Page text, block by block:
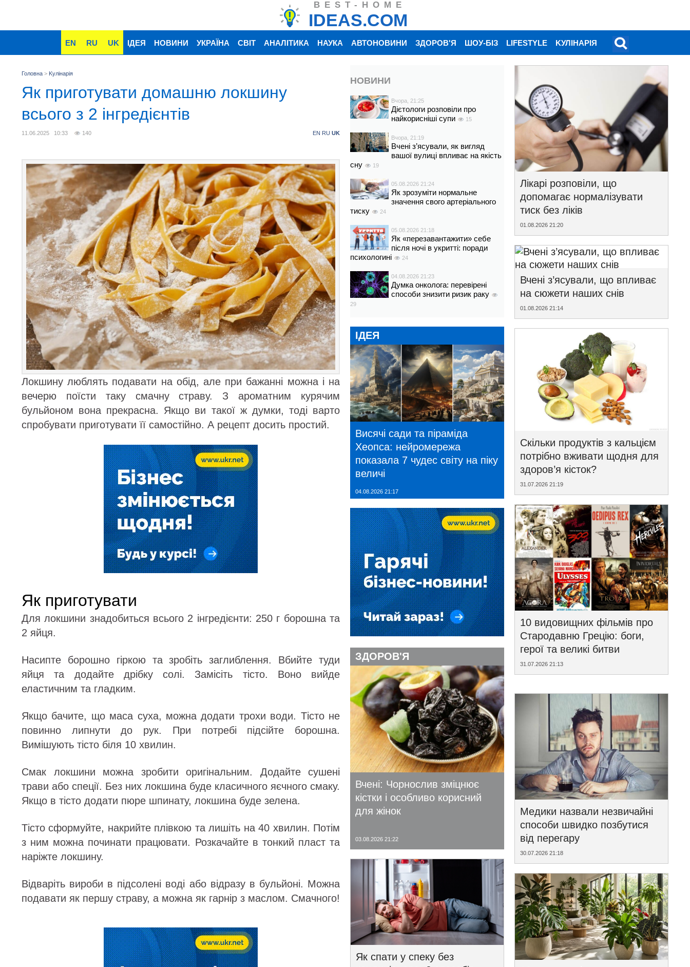
BEST-HOME
IDEAS.COM
EN RU UK ІДЕЯ НОВИНИ УКРАЇНА СВІТ АНАЛІТИКА НАУКА АВТОНОВИНИ ЗДОРОВ'Я ШОУ-БІЗ LIFESTYLE KУЛІНАРІЯ
Головна > Kулінарія
Як приготувати домашню локшину
всього з 2 інгредієнтів
11.06.2025 10:33 140 EN RU UK
Локшину люблять подавати на обід, але при бажанні можна і на
вечерю поїсти таку смачну страву. З ароматним курячим
бульйоном вона прекрасна. Якщо ви такої ж думки, тоді варто
спробувати приготувати її самостійно. А рецепт досить простий.
Як приготувати
Для локшини знадобиться всього 2 інгредієнти: 250 г борошна та
2 яйця.
Насипте борошно гіркою та зробіть заглиблення. Вбийте туди
яйця та додайте дрібку солі. Замісіть тісто. Воно вийде
еластичним та гладким.
Якщо бачите, що маса суха, можна додати трохи води. Тісто не
повинно липнути до рук. При потребі підсійте борошна.
Вимішують тісто біля 10 хвилин.
Смак локшини можна зробити оригінальним. Додайте сушені
трави або спеції. Без них локшина буде класичного яєчного смаку.
Якщо в тісто додати пюре шпинату, локшина буде зелена.
Тісто сформуйте, накрийте плівкою та лишіть на 40 хвилин. Потім
з ним можна починати працювати. Розкачайте в тонкий пласт та
наріжте локшину.
Відваріть вироби в підсолені воді або відразу в бульйоні. Можна
подавати як першу страву, а можна як гарнір з маслом. Смачного!
НОВИНИ
Вчора, 21:25
Дієтологи розповіли про
найкорисніші супи
15
Вчора, 21:19
Вчені з’ясували, як вигляд
вашої вулиці впливає на якість
сну
19
05.08.2026 21:24
Як зрозуміти нормальне
значення свого артеріального
тиску
24
05.08.2026 21:18
Як «перезавантажити» себе
після ночі в укритті: поради
психологині
24
04.08.2026 21:23
Думка онколога: перевірені
способи знизити ризик раку
29
ІДЕЯ
Висячі сади та піраміда
Хеопса: нейромережа
показала 7 чудес світу на піку
величі
04.08.2026 21:17
ЗДОРОВ'Я
Вчені: Чорнослив зміцнює
кістки і особливо корисний
для жінок
03.08.2026 21:22
Як спати у спеку без
Лікарі розповіли, що
допомагає нормалізувати
тиск без ліків
01.08.2026 21:20
Вчені з’ясували, що впливає
на сюжети наших снів
01.08.2026 21:14
Скільки продуктів з кальцієм
потрібно вживати щодня для
здоров’я кісток?
31.07.2026 21:19
10 видовищних фільмів про
Стародавню Грецію: боги,
герої та великі битви
31.07.2026 21:13
Медики назвали незвичайні
способи швидко позбутися
від перегару
30.07.2026 21:18